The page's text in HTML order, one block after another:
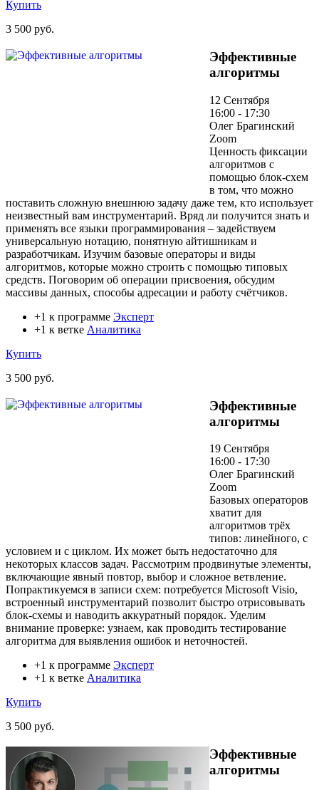
Купить
3 500 руб.
Эффективные
алгоритмы
12 Сентября
16:00 - 17:30
Олег Брагинский
Zoom
Ценность фиксации
алгоритмов с
помощью блок-схем
в том, что можно
поставить сложную внешнюю задачу даже тем, кто использует
неизвестный вам инструментарий. Вряд ли получится знать и
применять все языки программирования – задействуем
универсальную нотацию, понятную айтишникам и
разработчикам. Изучим базовые операторы и виды
алгоритмов, которые можно строить с помощью типовых
средств. Поговорим об операции присвоения, обсудим
массивы данных, способы адресации и работу счётчиков.
+1 к программе Эксперт
+1 к ветке Аналитика
Купить
3 500 руб.
Эффективные
алгоритмы
19 Сентября
16:00 - 17:30
Олег Брагинский
Zoom
Базовых операторов
хватит для
алгоритмов трёх
типов: линейного, с
условием и с циклом. Их может быть недостаточно для
некоторых классов задач. Рассмотрим продвинутые элементы,
включающие явный повтор, выбор и сложное ветвление.
Попрактикуемся в записи схем: потребуется Microsoft Visio,
встроенный инструментарий позволит быстро отрисовывать
блок-схемы и наводить аккуратный порядок. Уделим
внимание проверке: узнаем, как проводить тестирование
алгоритма для выявления ошибок и неточностей.
+1 к программе Эксперт
+1 к ветке Аналитика
Купить
3 500 руб.
Эффективные
алгоритмы